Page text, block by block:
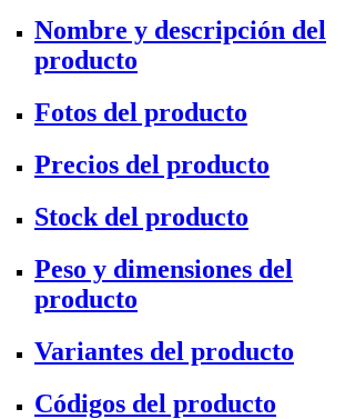
Nombre y descripción del
producto
Fotos del producto
Precios del producto
Stock del producto
Peso y dimensiones del
producto
Variantes del producto
Códigos del producto